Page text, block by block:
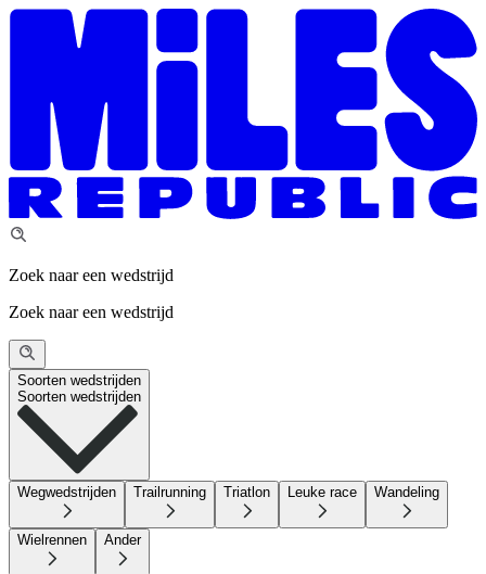
Zoek naar een wedstrijd
Zoek naar een wedstrijd
Soorten wedstrijden
Soorten wedstrijden
Wegwedstrijden Trailrunning Triatlon Leuke race Wandeling
Wielrennen Ander